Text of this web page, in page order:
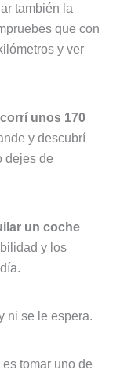
también la
que con
y ver
unos 170
y descubrí
dejes de
un coche
y los
ni se le espera.
tomar uno de